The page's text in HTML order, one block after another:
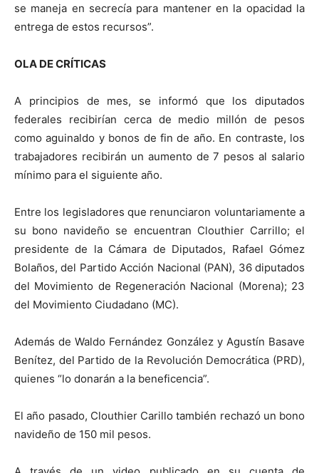
se maneja en secrecía para mantener en la opacidad la
entrega de estos recursos”.
OLA DE CRÍTICAS
A principios de mes, se informó que los diputados
federales recibirían cerca de medio millón de pesos
como aguinaldo y bonos de fin de año. En contraste, los
trabajadores recibirán un aumento de 7 pesos al salario
mínimo para el siguiente año.
Entre los legisladores que renunciaron voluntariamente a
su bono navideño se encuentran Clouthier Carrillo; el
presidente de la Cámara de Diputados, Rafael Gómez
Bolaños, del Partido Acción Nacional (PAN), 36 diputados
del Movimiento de Regeneración Nacional (Morena); 23
del Movimiento Ciudadano (MC).
Además de Waldo Fernández González y Agustín Basave
Benítez, del Partido de la Revolución Democrática (PRD),
quienes “lo donarán a la beneficencia”.
El año pasado, Clouthier Carillo también rechazó un bono
navideño de 150 mil pesos.